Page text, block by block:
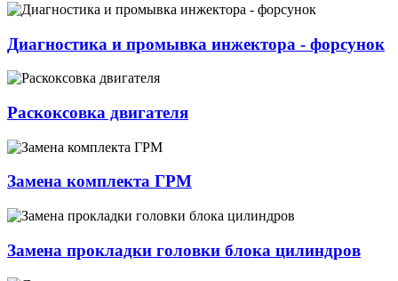
Диагностика и промывка инжектора - форсунок
Раскоксовка двигателя
Замена комплекта ГРМ
Замена прокладки головки блока цилиндров